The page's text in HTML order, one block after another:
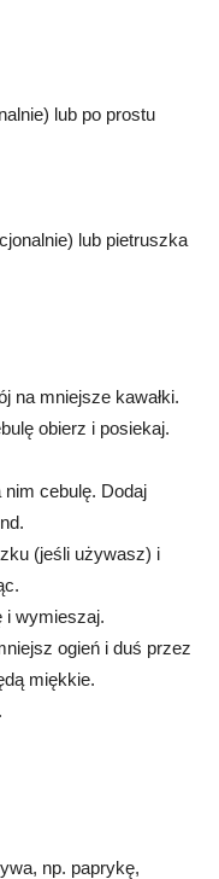
lub po prostu
lub pietruszka
na mniejsze kawałki.
obierz i posiekaj.
cebulę. Dodaj
(jeśli używasz) i
i wymieszaj.
ogień i duś przez
miękkie.
np. paprykę,